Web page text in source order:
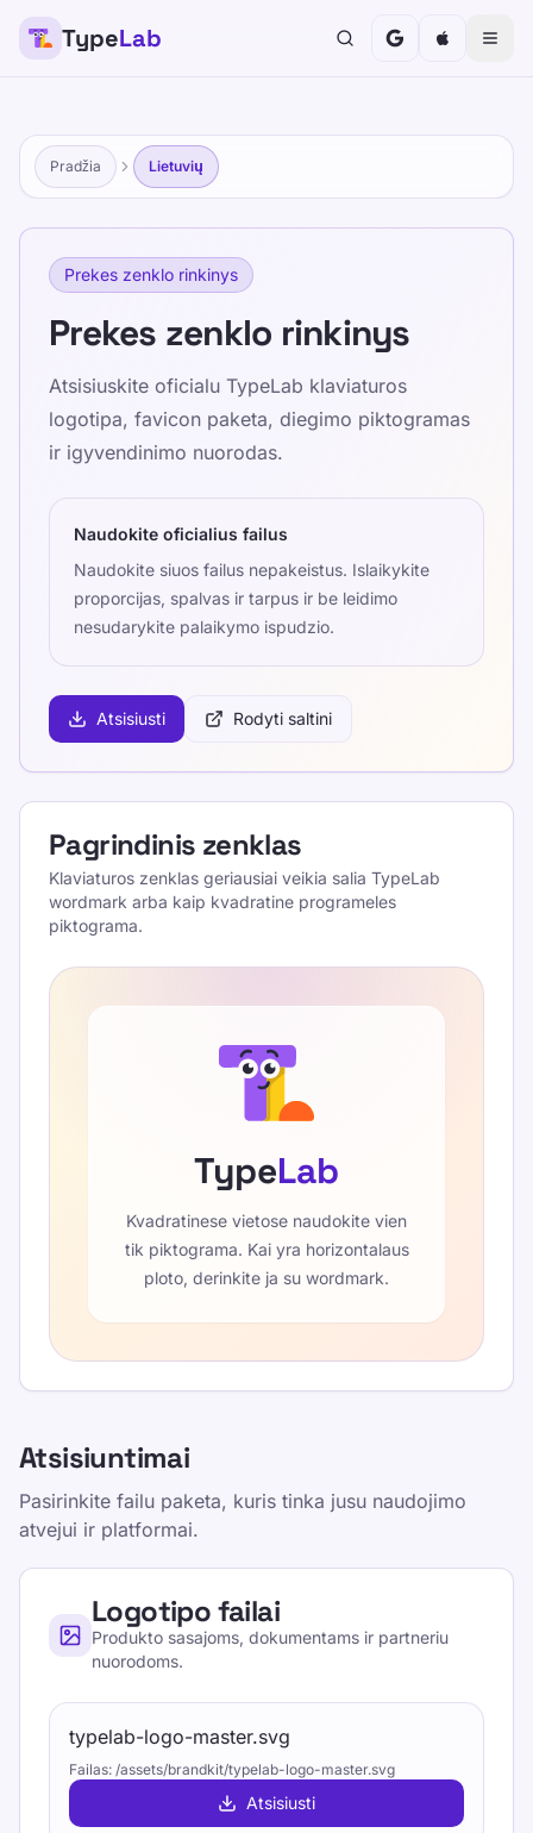
TypeLab
Pradžia Lietuvių
Prekes zenklo rinkinys
Prekes zenklo rinkinys
Atsisiuskite oficialu TypeLab klaviaturos
logotipa, favicon paketa, diegimo piktogramas
ir igyvendinimo nuorodas.
Naudokite oficialius failus
Naudokite siuos failus nepakeistus. Islaikykite
proporcijas, spalvas ir tarpus ir be leidimo
nesudarykite palaikymo ispudzio.
Atsisiusti Rodyti saltini
Pagrindinis zenklas
Klaviaturos zenklas geriausiai veikia salia TypeLab
wordmark arba kaip kvadratine programeles
piktograma.
TypeLab
Kvadratinese vietose naudokite vien
tik piktograma. Kai yra horizontalaus
ploto, derinkite ja su wordmark.
Atsisiuntimai
Pasirinkite failu paketa, kuris tinka jusu naudojimo
atvejui ir platformai.
Logotipo failai
Produkto sasajoms, dokumentams ir partneriu
nuorodoms.
typelab-logo-master.svg
Failas: /assets/brandkit/typelab-logo-master.svg
Atsisiusti